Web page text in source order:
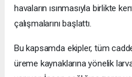
havaların ısınmasıyla birlikte
çalışmalarını başlattı.
Bu kapsamda ekipler, tüm
üreme kaynaklarına yönelik